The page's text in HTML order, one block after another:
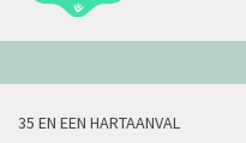
35 EN EEN HARTAANVAL